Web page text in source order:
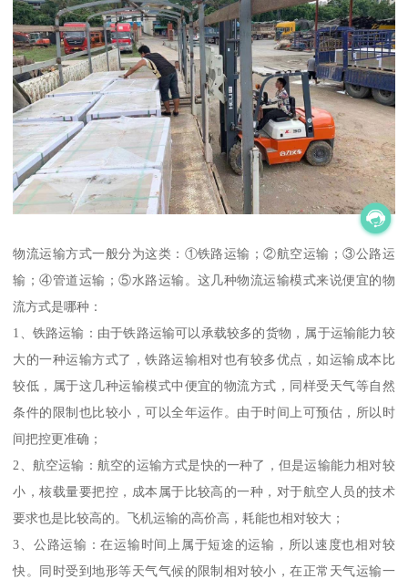
物流运输方式一般分为这类：①铁路运输；②航空运输；③公路运
输；④管道运输；⑤水路运输。这几种物流运输模式来说便宜的物
流方式是哪种：
1、铁路运输：由于铁路运输可以承载较多的货物，属于运输能力较
大的一种运输方式了，铁路运输相对也有较多优点，如运输成本比
较低，属于这几种运输模式中便宜的物流方式，同样受天气等自然
条件的限制也比较小，可以全年运作。由于时间上可预估，所以时
间把控更准确；
2、航空运输：航空的运输方式是快的一种了，但是运输能力相对较
小，核载量要把控，成本属于比较高的一种，对于航空人员的技术
要求也是比较高的。飞机运输的高价高，耗能也相对较大；
3、公路运输：在运输时间上属于短途的运输，所以速度也相对较
快。同时受到地形等天气气候的限制相对较小，在正常天气运输一